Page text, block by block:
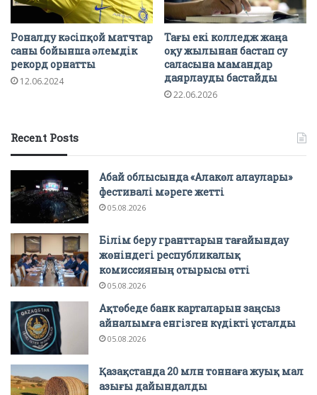
Роналду кәсіпқой матчтар
саны бойынша әлемдік
рекорд орнатты
12.06.2024
Тағы екі колледж жаңа
оқу жылынан бастап су
саласына мамандар
даярлауды бастайды
22.06.2026
Recent Posts
Абай облысында «Алакөл алаулары»
фестивалі мәреге жетті
05.08.2026
Білім беру гранттарын тағайындау
жөніндегі республикалық
комиссияның отырысы өтті
05.08.2026
Ақтөбеде банк карталарын заңсыз
айналымға енгізген күдікті ұсталды
05.08.2026
Қазақстанда 20 млн тоннаға жуық мал
азығы дайындалды